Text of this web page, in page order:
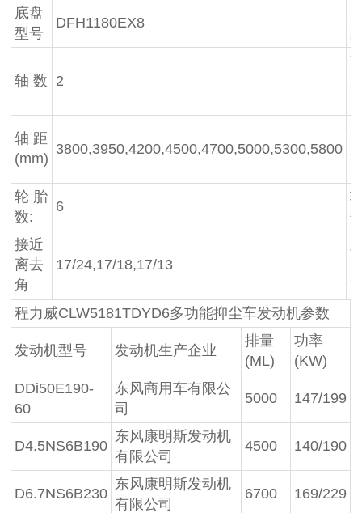
底盘
型号
DFH1180EX8
轴 数 2
轴 距
(mm)
3800,3950,4200,4500,4700,5000,5300,5800
轮 胎
数:
6
接近
离去
角
17/24,17/18,17/13
程力威CLW5181TDYD6多功能抑尘车发动机参数
发动机型号 发动机生产企业
排量
(ML)
功率
(KW)
DDi50E190-
60
东风商用车有限公
司
5000 147/199
D4.5NS6B190
东风康明斯发动机
有限公司
4500 140/190
D6.7NS6B230
东风康明斯发动机
有限公司
6700 169/229